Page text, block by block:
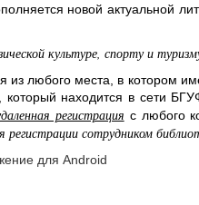
новой актуальной
культуре, спорту и
любого места, в котором
находится в сети
регистрация с любого
сотрудником
для Android